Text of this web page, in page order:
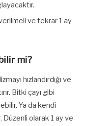
ve tekrar 1 ay
mi?
hızlandırdığı ve
Bitki çayı gibi
Ya da kendi
Düzenli olarak 1 ay ve